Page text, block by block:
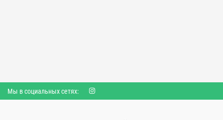
Мы в социальных сетях: